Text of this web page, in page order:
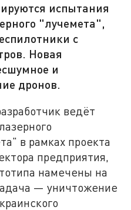
испытания
"лучемета",
с
Новая
и
дронов.
ведёт
в рамках проекта
предприятия,
намечены на
— уничтожение